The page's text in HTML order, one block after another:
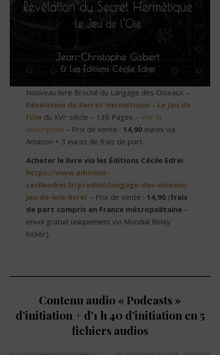
Nouveau livre Broché du Langage des Oiseaux –
Révélation du Secret Hermétique – Le Jeu de
l’Oiedu XVIᵉ siècle – 136 Pages – Voir la
description – Prix de vente : 14,90 euros via
Amazon + 3 euros de frais de port.
Acheter le livre via les Éditions Cécile Edrei :
https://www.editions-
cecileedrei.fr/produit/langage-des-oiseaux-
jeu-de-loie-livre/– Prix de vente : 14,90 (frais
de port compris en France métropolitaine–
envoi gratuit uniquement via Mondial Relay
locker).
Contenu audio « Podcasts »
d’initiation + d’1 h 40 d’initiation en 5
fichiers audios